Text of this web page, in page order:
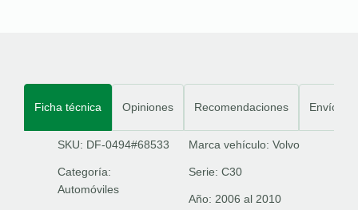
Ficha técnica Opiniones Recomendaciones Envíos
SKU: DF-0494#68533
Categoría:
Automóviles
Marca vehículo: Volvo
Serie: C30
Año: 2006 al 2010